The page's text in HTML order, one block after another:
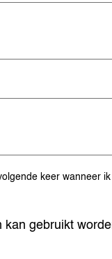
gebruikt
keer wanneer